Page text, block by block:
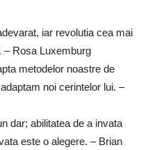
iar revolutia cea mai
– Rosa Luxemburg
metodelor noastre de
noi cerintelor lui. –
dar; abilitatea de a invata
este o alegere. – Brian